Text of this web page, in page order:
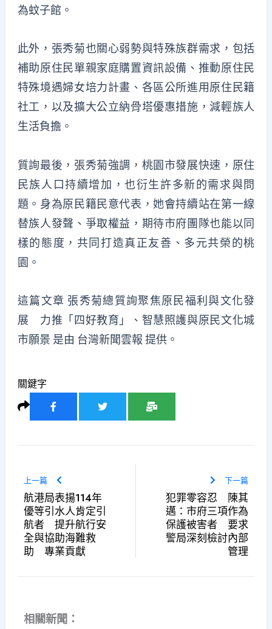
為蚊子館。
此外，張秀菊也關心弱勢與特殊族群需求，包括
補助原住民單親家庭購置資訊設備、推動原住民
特殊境遇婦女培力計畫、各區公所進用原住民籍
社工，以及擴大公立納骨塔優惠措施，減輕族人
生活負擔。
質詢最後，張秀菊強調，桃園市發展快速，原住
民族人口持續增加，也衍生許多新的需求與問
題。身為原民籍民意代表，她會持續站在第一線
替族人發聲、爭取權益，期待市府團隊也能以同
樣的態度，共同打造真正友善、多元共榮的桃
園。
這篇文章 張秀菊總質詢聚焦原民福利與文化發
展 力推「四好教育」、智慧照護與原民文化城
市願景 是由 台灣新聞雲報 提供。
關鍵字
上一篇
航港局表揚114年
優等引水人肯定引
航者 提升航行安
全與協助海難救
助 專業貢獻
下一篇
犯罪零容忍 陳其
邁：市府三項作為
保護被害者 要求
警局深刻檢討內部
管理
相關新聞：